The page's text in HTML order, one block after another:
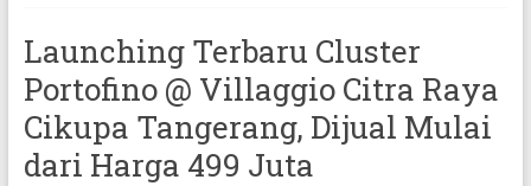
Launching Terbaru Cluster
Portofino @ Villaggio Citra Raya
Cikupa Tangerang, Dijual Mulai
dari Harga 499 Juta